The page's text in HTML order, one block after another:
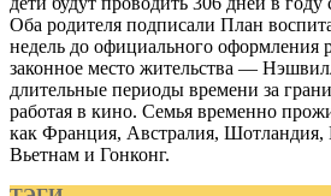
Оба родителя подписали План
недель до официального оформления
законное место жительства —
длительные периоды времени за
работая в кино. Семья временно
как Франция, Австралия, Шотландия,
Вьетнам и Гонконг.